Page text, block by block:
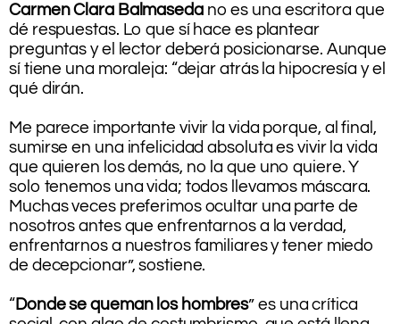
Carmen Clara Balmasedano es una escritora que
dé respuestas. Lo que sí hace es plantear
preguntas y el lector deberá posicionarse. Aunque
sí tiene una moraleja: “dejar atrás la hipocresía y el
qué dirán.
Me parece importante vivir la vida porque, al final,
sumirse en una infelicidad absoluta es vivir la vida
que quieren los demás, no la que uno quiere. Y
solo tenemos una vida; todos llevamos máscara.
Muchas veces preferimos ocultar una parte de
nosotros antes que enfrentarnos a la verdad,
enfrentarnos a nuestros familiares y tener miedo
de decepcionar”, sostiene.
“Donde se queman los hombres” es una crítica